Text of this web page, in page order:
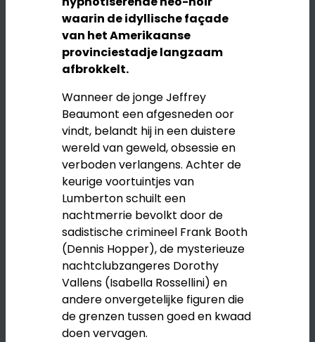
waarin de idyllische façade
van het Amerikaanse
provinciestadje langzaam
afbrokkelt.
Wanneer de jonge Jeffrey
Beaumont een afgesneden oor
vindt, belandt hij in een duistere
wereld van geweld, obsessie en
verboden verlangens. Achter de
keurige voortuintjes van
Lumberton schuilt een
nachtmerrie bevolkt door de
sadistische crimineel Frank Booth
(Dennis Hopper), de mysterieuze
nachtclubzangeres Dorothy
Vallens (Isabella Rossellini) en
andere onvergetelijke figuren die
de grenzen tussen goed en kwaad
doen vervagen.